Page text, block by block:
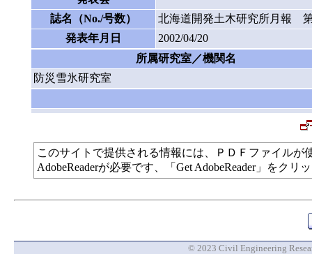
誌名（No./号数）
北海道開発土木研究所月報
発表年月日
2002/04/20
所属研究室／機関名
防災雪氷研究室
このサイトで提供される情報には、ＰＤＦファイル
AdobeReaderが必要です、「Get AdobeReader」をク
© 2023 Civil Engineering